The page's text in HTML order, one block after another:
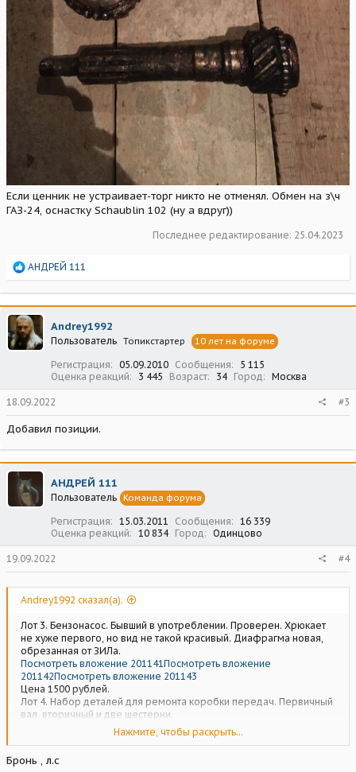
Если ценник не устраивает-торг никто не отменял. Обмен на з\ч
ГАЗ-24, оснастку Schaublin 102 (ну а вдруг))
Последнее редактирование: 25.04.2023
Р
а
к
ц
и
и
АНДРЕЙ 111
Andrey1992
Пользователь Топикстартер 10 лет на форуме
Регистрация 05.09.2010 Сообщения
5 115
Оценка реакций
3 445 Возраст 34 Город Москва
18.09.2022 #3
Добавил позиции.
АНДРЕЙ 111
Пользователь Команда форума
Регистрация 15.03.2011 Сообщения
16 339
Оценка реакций
10 834 Город Одинцово
19.09.2022 #4
Andrey1992 сказал(а):
Лот 3. Бензонасос. Бывший в употреблении. Проверен. Хрюкает
не хуже первого, но вид не такой красивый. Диафрагма новая,
обрезанная от ЗИЛа.
Посмотреть вложение 201141 Посмотреть вложение
201142Посмотреть вложение 201143
Цена 1500 рублей.
Лот 4. Набор деталей для ремонта коробки передач. Первичный
вал, вторичный и две шестерни.
Посмотреть вложение 201144
Хотелось бы отдать все вместе. Цена 5000 за все.т Хз, адекватно
перекупщикам.
Нажмите, чтобы раскрыть...
Бронь , л.с